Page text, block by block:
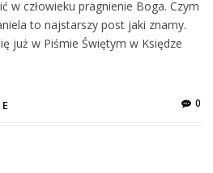
w człowieku pragnienie Boga. Czym
to najstarszy post jaki znamy.
już w Piśmie Świętym w Księdze
0